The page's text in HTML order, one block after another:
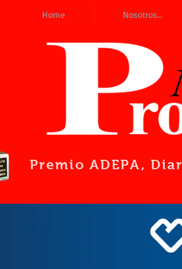
Home Nosotros...
Premio ADEPA,